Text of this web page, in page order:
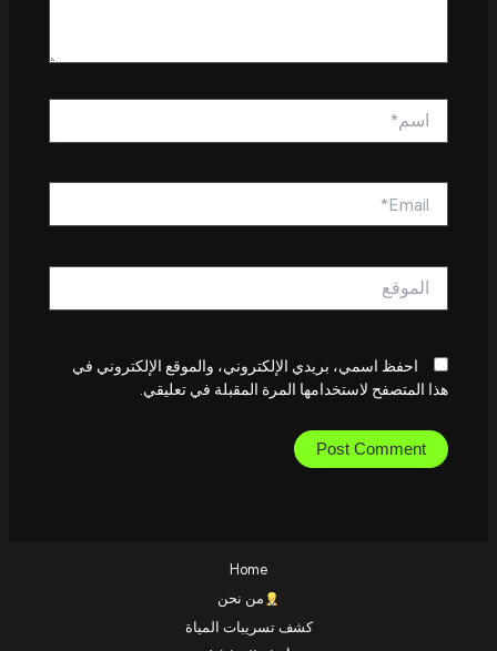
احفظ اسمي، بريدي الإلكتروني، والموقع الإلكتروني في
هذا المتصفح لاستخدامها المرة المقبلة في تعليقي.
Home
من نحن
كشف تسريبات المياة